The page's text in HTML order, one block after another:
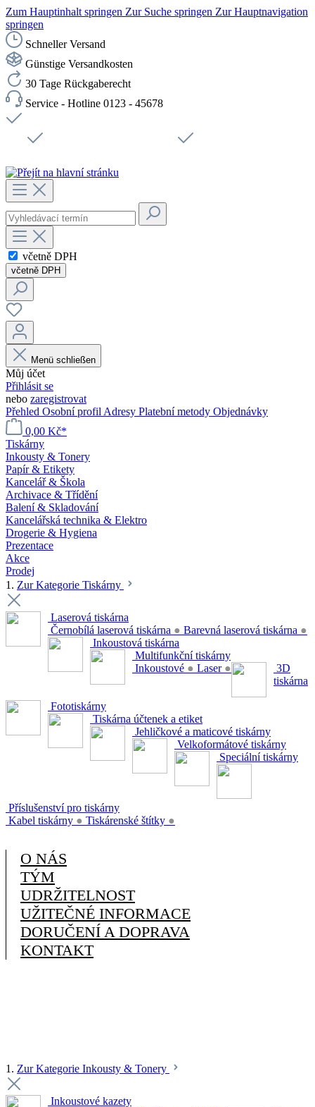
Zum Hauptinhalt springen Zur Suche springen Zur Hauptnavigation
springen
Schneller Versand
Günstige Versandkosten
30 Tage Rückgaberecht
Service - Hotline 0123 - 45678
včetně DPH
včetně DPH
Menü schließen
Můj účet
Přihlásit se
nebo zaregistrovat
Přehled Osobní profil Adresy Platební metody Objednávky
0,00 Kč*
Tiskárny
Inkousty & Tonery
Papír & Etikety
Kancelář & Škola
Archivace & Třídění
Balení & Skladování
Kancelářská technika & Elektro
Drogerie & Hygiena
Prezentace
Akce
Prodej
1. Zur Kategorie Tiskárny
Laserová tiskárna
Černobílá laserová tiskárna ● Barevná laserová tiskárna ●
Inkoustová tiskárna
Multifunkční tiskárny
Inkoustové ● Laser ●
3D
tiskárna
Fototiskárny
Tiskárna účtenek a etiket
Jehličkové a maticové tiskárny
Velkoformátové tiskárny
Speciální tiskárny
Příslušenství pro tiskárny
Kabel tiskárny ● Tiskárenské štítky ●
O NÁS
TÝM
UDRŽITELNOST
UŽITEČNÉ INFORMACE
DORUČENÍ A DOPRAVA
KONTAKT
1. Zur Kategorie Inkousty & Tonery
Inkoustové kazety